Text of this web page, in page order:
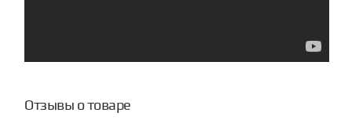
Отзывы о товаре